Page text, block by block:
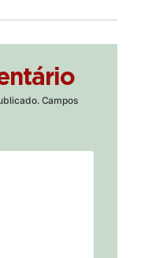
Campos